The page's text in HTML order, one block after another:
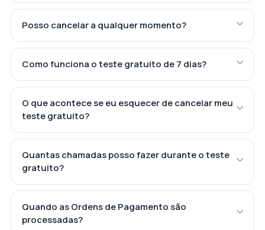
Posso cancelar a qualquer momento?
Como funciona o teste gratuito de 7 dias?
O que acontece se eu esquecer de cancelar meu
teste gratuito?
Quantas chamadas posso fazer durante o teste
gratuito?
Quando as Ordens de Pagamento são
processadas?